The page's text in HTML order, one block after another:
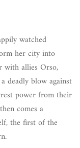
watched
her city into
with allies Orso,
deadly blow against
power from their
comes a
the first of the